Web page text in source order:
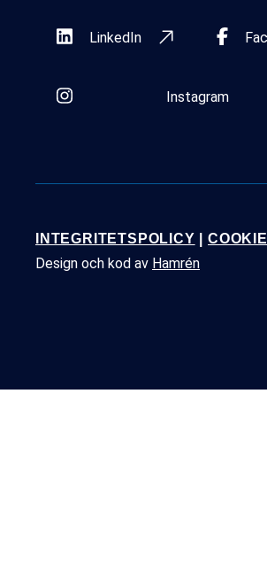
LinkedIn
Instagram
INTEGRITETSPOLICY |
Design och kod av Hamrén